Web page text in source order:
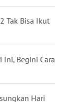
Tak Bisa Ikut
Begini Cara
Hari